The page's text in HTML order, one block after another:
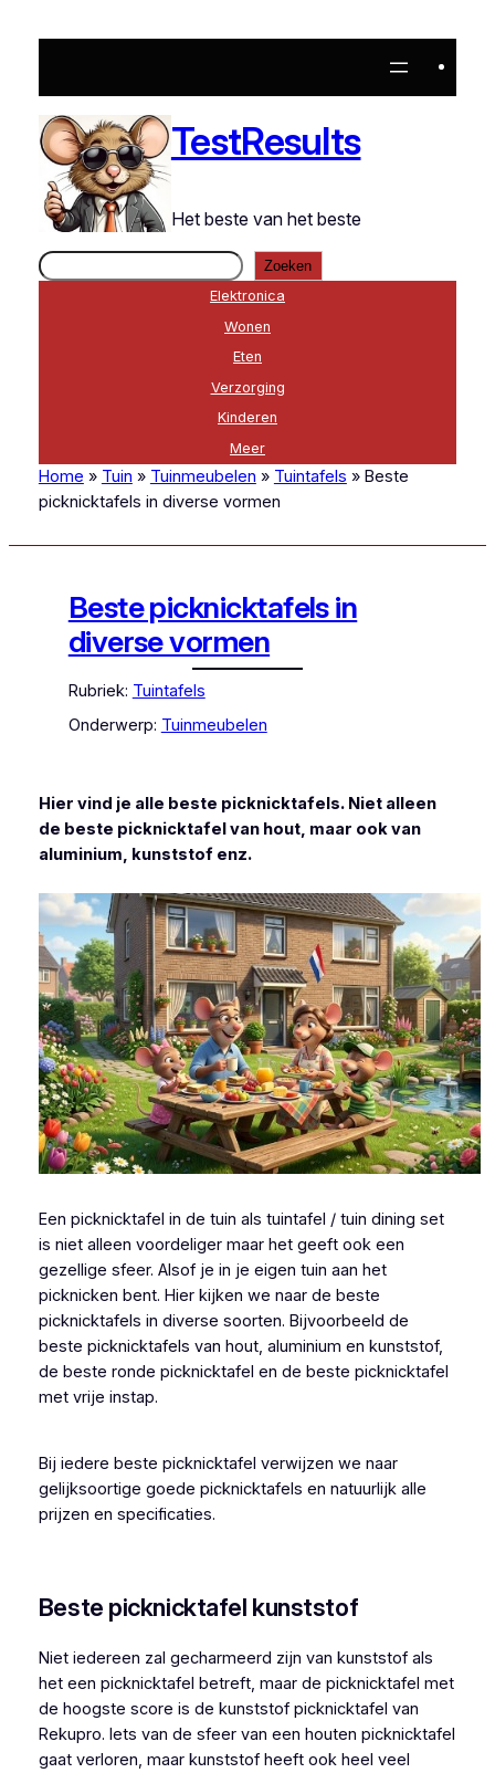
naar
inhoud
TestResults
Het beste van het beste
Zoeken
Zoeken
Elektronica
Wonen
Eten
Verzorging
Kinderen
Meer
Home » Tuin » Tuinmeubelen » Tuintafels »Beste
picknicktafels in diverse vormen
Beste picknicktafels in
diverse vormen
Rubriek: Tuintafels
Onderwerp: Tuinmeubelen
Hier vind je alle beste picknicktafels. Niet alleen
de beste picknicktafel van hout, maar ook van
aluminium, kunststof enz.
Een picknicktafel in de tuin als tuintafel / tuin dining set
is niet alleen voordeliger maar het geeft ook een
gezellige sfeer. Alsof je in je eigen tuin aan het
picknicken bent. Hier kijken we naar de beste
picknicktafels in diverse soorten. Bijvoorbeeld de
beste picknicktafels van hout, aluminium en kunststof,
de beste ronde picknicktafel en de beste picknicktafel
met vrije instap.
Bij iedere beste picknicktafel verwijzen we naar
gelijksoortige goede picknicktafels en natuurlijk alle
prijzen en specificaties.
Beste picknicktafel kunststof
Niet iedereen zal gecharmeerd zijn van kunststof als
het een picknicktafel betreft, maar de picknicktafel met
de hoogste score is de kunststof picknicktafel van
Rekupro. Iets van de sfeer van een houten picknicktafel
gaat verloren, maar kunststof heeft ook heel veel